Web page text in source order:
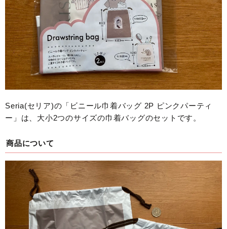
Seria(セリア)の「ビニール巾着バッグ 2P ピンクパーティ
ー」は、大小2つのサイズの巾着バッグのセットです。
商品について